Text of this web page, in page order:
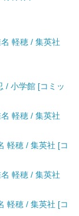
軽穂 / 集英社
/ 小学館 [コミッ
軽穂 / 集英社
軽穂 / 集英社 [コ
軽穂 / 集英社
軽穂 / 集英社 [コ